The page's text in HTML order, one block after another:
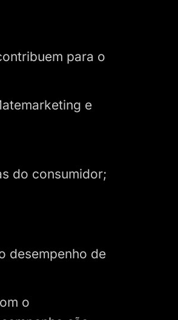
para o
e
do consumidor;
desempenho de
o